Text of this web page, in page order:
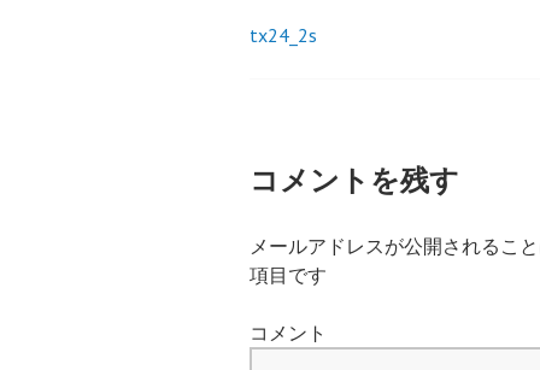
投
ナ
ゲ
ー
tx24_2s
コメントを残す
メールアドレスが公開されること
項目です
コメント